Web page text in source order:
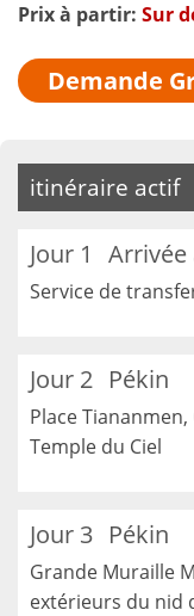
Prix à partir: Sur
Demande
itinéraire actif
Jour 1 Arrivée
Service de
Jour 2 Pékin
Place
Temple du Ciel
Jour 3 Pékin
Grande Muraille
extérieurs du nid